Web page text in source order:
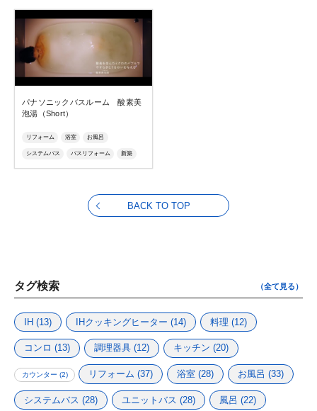
パナソニックバスルーム 酸素美
泡湯（Short）
リフォーム 浴室 お風呂
システムバス バスリフォーム 新築
ユニットバス 風呂 バスルーム
びほうゆ BACK TO TOP
タグ検索 （全て見る）
IH(13) IHクッキングヒーター (14) 料理 (12)
コンロ (13) 調理器具(12) キッチン (20)
カウンター (2) リフォーム (37) 浴室 (28) お風呂 (33)
システムバス (28) ユニットバス (28) 風呂 (22)